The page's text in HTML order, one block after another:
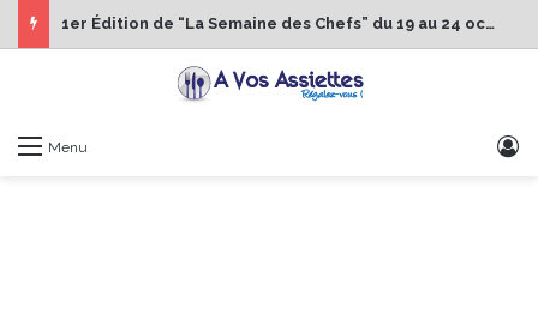
1er Édition de “La Semaine des Chefs” du 19 au 24 octobre 2026
Menu